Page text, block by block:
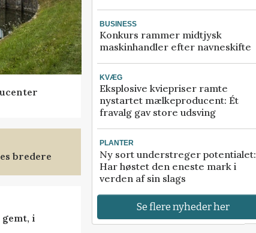
bredere
i
BUSINESS
Konkurs rammer midtjysk
maskinhandler efter navneskifte
KVÆG
Eksplosive kviepriser ramte
nystartet mælkeproducent: Ét
fravalg gav store udsving
PLANTER
Ny sort understreger potentialet:
Har høstet den eneste mark i
verden af sin slags
Se flere nyheder her